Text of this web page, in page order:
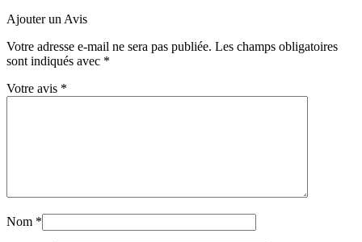
Ajouter un Avis
Votre adresse e-mail ne sera pas publiée. Les champs obligatoires
sont indiqués avec *
Votre avis *
Nom *